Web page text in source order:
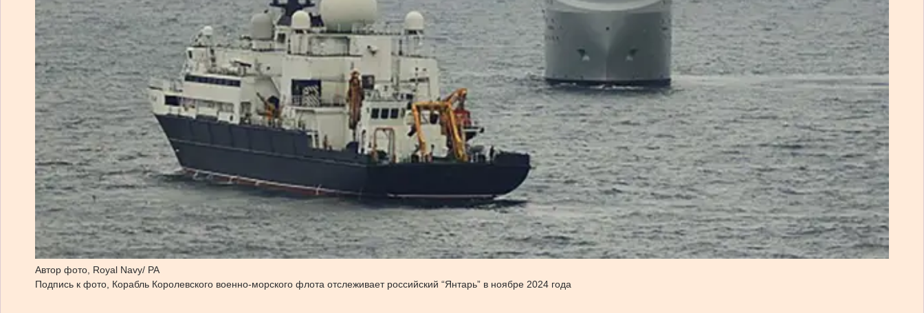
Автор фото, Royal Navy/ PA
Подпись к фото, Корабль Королевского военно-морского флота отслеживает российский “Янтарь” в ноябре 2024 года